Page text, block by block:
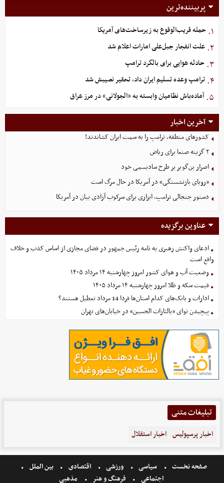
پربیننده‌ترین
۱. حمله قریب‌الوقوع به زیرساخت‌های آمریکا
۲. علت انفجار جبل‌علی امارات اعلام شد
۳. حادثه هوایی برای بالگرد ترامپ
۴. ترامپ وعده تسلیم ایران داد، تحقیر نصیبش شد
۵. آماده‌باش نظامیان وابسته به «الجولانی» در مرز عراق
آخرین اخبار
کشورهای منطقه، ترامپ را به سمت ایران کشاندند!
۲ گزینه صنعا برای ریاض
اصرار بن‌گویر بر طرح سادیسمی خود
«رویای بازنشستگی» در آمریکا در حال مرگ است
دستور جنجالی ترامپ، ابزاری برای سرکوب آزادی بیان در آمریکا
عناوین برگزیده
ادعای واکنش رهبری به نامه رئیس جمهور در فضای مجازی از اساس کذب و خلاف
واقع است
وضعیت آب و هوای کشور امروز چهارشنبه ۱۴ مرداد ۱۴۰۵
قیمت سکه و طلا امروز چهارشنبه ۱۴ مرداد ۱۴۰۵
ادارات و بانک‌های کدام استان‌ها فردا 14 مرداد تعطیل هستند؟
پیچیدن نوای «یالثارات الحسین» در خیابان‌های تهران
تبلیغات متنی
اخبار پرسپولیس اخبار استقلال
صفحه نخست سیاسی ورزشی اقتصادی
بین الملل
اجتماعی
فرهنگ و هنر مذهبی